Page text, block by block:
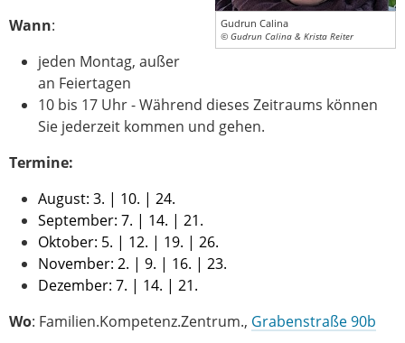
Gudrun Calina
© Gudrun Calina & Krista Reiter
Wann:
jeden Montag, außer
an Feiertagen
10 bis 17 Uhr - Während dieses Zeitraums können
Sie jederzeit kommen und gehen.
Termine:
August: 3. | 10. | 24.
September: 7. | 14. | 21.
Oktober: 5. | 12. | 19. | 26.
November: 2. | 9. | 16. | 23.
Dezember: 7. | 14. | 21.
Wo: Familien.Kompetenz.Zentrum., Grabenstraße 90b